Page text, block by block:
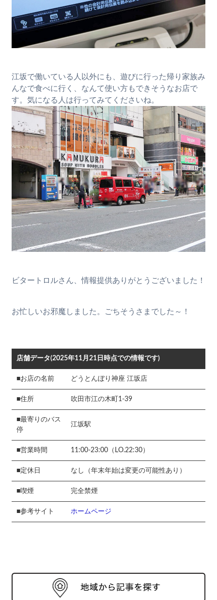
江坂で働いている人以外にも、遊びに行った帰り家族み
んなで食べに行く、なんて使い方もできそうなお店で
す。気になる人は行ってみてくださいね。
ビタートロルさん、情報提供ありがとうございました！
お忙しいお邪魔しました。ごちそうさまでした～！
店舗データ(2025年11月21日時点での情報です)
■お店の名前 どうとんぼり神座 江坂店
■住所 吹田市江の木町1-39
■最寄りのバス
停
江坂駅
■営業時間 11:00-23:00（LO.22:30）
■定休日 なし（年末年始は変更の可能性あり）
■喫煙 完全禁煙
■参考サイト ホームページ